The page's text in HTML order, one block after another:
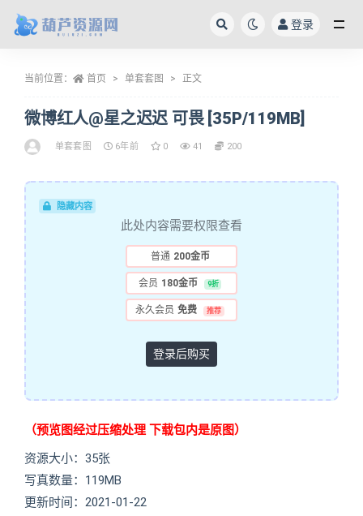
登录
当前位置： 首页 单套套图 正文
微博红人@星之迟迟 可畏 [35P/119MB]
单套套图 6年前 0 41 200
隐藏内容
此处内容需要权限查看
普通 200金币
会员 180金币 9折
永久会员 免费 推荐
登录后购买
（预览图经过压缩处理 下载包内是原图）
资源大小：35张
写真数量：119MB
更新时间：2021-01-22